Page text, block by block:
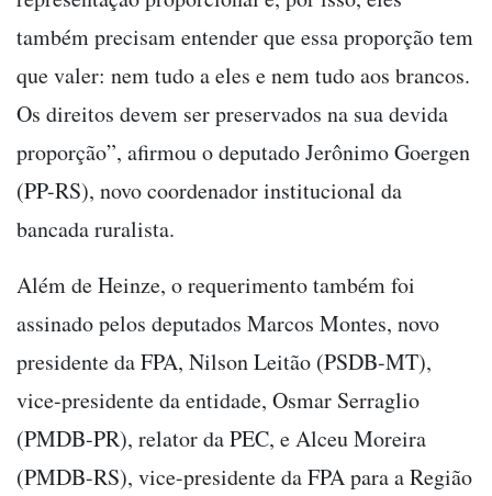
também precisam entender que essa proporção tem
que valer: nem tudo a eles e nem tudo aos brancos.
Os direitos devem ser preservados na sua devida
proporção”, afirmou o deputado Jerônimo Goergen
(PP-RS), novo coordenador institucional da
bancada ruralista.
Além de Heinze, o requerimento também foi
assinado pelos deputados Marcos Montes, novo
presidente da FPA, Nilson Leitão (PSDB-MT),
vice-presidente da entidade, Osmar Serraglio
(PMDB-PR), relator da PEC, e Alceu Moreira
(PMDB-RS), vice-presidente da FPA para a Região